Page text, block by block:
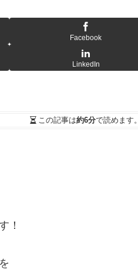
Facebook
LinkedIn
この記事は約6分で読めます。
！